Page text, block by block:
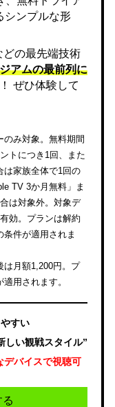
シンプルな形
の最先端技術
アムの最前列に
ぜひ体験して
のみ対象。無料期間
トにつき1回、また
は家族全体で1回の
TV 3か月無料」ま
は対象外。対象デ
効。プランは解約
件が適用されま
は月額1,200円。プ
用されます。
すい
い観戦スタイル”
デバイスで視聴可